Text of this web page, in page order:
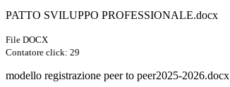
PATTO SVILUPPO PROFESSIONALE.docx
File DOCX
Contatore click: 29
modello registrazione peer to peer2025-2026.docx